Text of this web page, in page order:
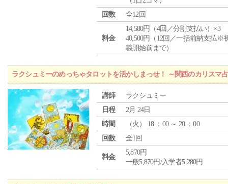
回数
全12回
料金
14,580円（4回／分割支払い）×3
40,500円（12回／一括前納支払※
義開始前まで）
ラクシュミーのめっちゃタロットを活かしまっせ！ ～関西のカリスマ
講師
ラクシュミー
日程
2月 24日
時間
（火 ） 18 ：00 ～ 20 ：00
回数
全1回
料金
5,870円
一般5,870円/入学者5,280円